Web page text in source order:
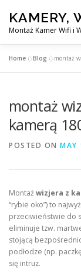
content
KAMERY,
Montaż Kamer Wifi i
MONTAŻ
KONTAKT
Home »Blog »montaż
montaż
kamerą
POSTED ON MAY
Montażwizjera z
“rybie oko”) to
przeciwieństwie do
eliminuje tzw.
stojącą
podłodze (np.
się intruz.